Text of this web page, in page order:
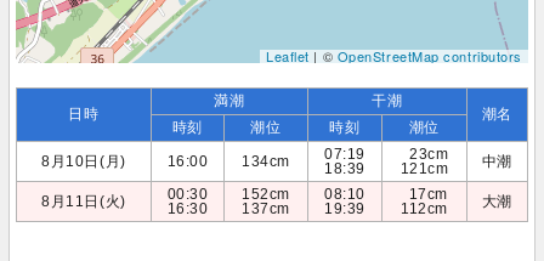
Leaflet| ©OpenStreetMap contributors
日時
満潮 干潮
潮名
時刻 潮位 時刻
潮位
8月10日(月)
16:00 134cm
07:19
18:39
23cm
121cm
中潮
8月11日(火)
00:30
16:30
152cm
137cm
08:10
19:39
17cm
112cm
大潮